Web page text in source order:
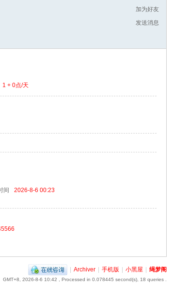
加为好友
发送消息
1 + 0点/天
间
2026-8-6 00:23
| Archiver | 手机版 | 小黑屋 | 绳梦阁
GMT+8, 2026-8-6 10:42 , Processed in 0.078445 second(s), 18 queries .